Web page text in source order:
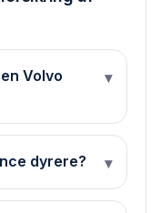
Volvo
▾
dyrere? ▾